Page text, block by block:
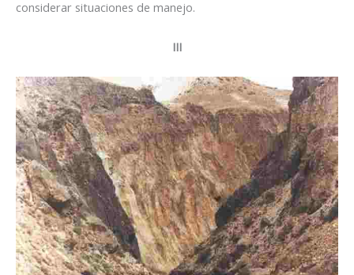
considerar situaciones de manejo.
III